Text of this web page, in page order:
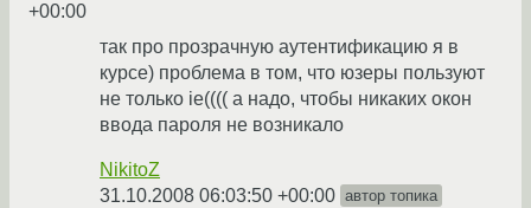
+00:00
так про прозрачную аутентификацию я в
курсе) проблема в том, что юзеры пользуют
не только ie(((( а надо, чтобы никаких окон
ввода пароля не возникало
NikitoZ
31.10.2008 06:03:50 +00:00 автор топика